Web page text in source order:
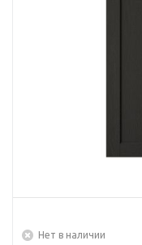
Нет в наличии